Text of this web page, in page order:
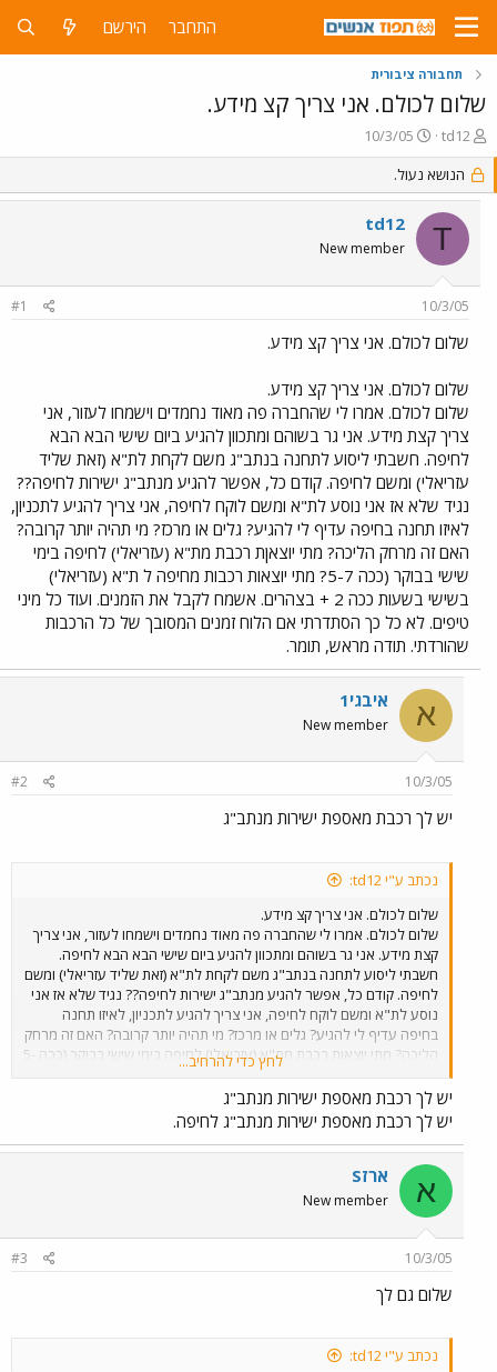
התחבר הירשם
תחבורה ציבורית
שלום לכולם. אני צריך קצ מידע.
פ
ו
ת
ח
נ
td12
פ
ו
ר
ס
ך
10/3/05
הנושא נעול.
T
td12
New member
10/3/05
#1
שלום לכולם. אני צריך קצ מידע.
שלום לכולם. אני צריך קצ מידע.
שלום לכולם. אמרו לי שהחברה פה מאוד נחמדים וישמחו לעזור, אני
צריך קצת מידע. אני גר בשוהם ומתכוון להגיע ביום שישי הבא הבא
לחיפה. חשבתי ליסוע לתחנה בנתב"ג משם לקחת לת"א (זאת שליד
עזריאלי) ומשם לחיפה. קודם כל, אפשר להגיע מנתב"ג ישירות לחיפה??
נגיד שלא אז אני נוסע לת"א ומשם לוקח לחיפה, אני צריך להגיע לתכניון,
לאיזו תחנה בחיפה עדיף לי להגיע? גלים או מרכז? מי תהיה יותר קרובה?
האם זה מרחק הליכה? מתי יוצאןת רכבת מת"א (עזריאלי) לחיפה בימי
שישי בבוקר (ככה 5-7? מתי יוצאות רכבות מחיפה ל ת"א (עזריאלי)
בשישי בשעות ככה 2 + בצהרים. אשמח לקבל את הזמנים. ועוד כל מיני
טיפים. לא כל כך הסתדרתי אם הלוח זמנים המסובך של כל הרכבות
שהורדתי. תודה מראש, תומר.
א איבגי1
New member
10/3/05
#2
יש לך רכבת מאספת ישירות מנתב"ג
נכתב ע"י td12:
שלום לכולם. אני צריך קצ מידע.
שלום לכולם. אמרו לי שהחברה פה מאוד נחמדים וישמחו לעזור, אני צריך
קצת מידע. אני גר בשוהם ומתכוון להגיע ביום שישי הבא הבא לחיפה.
חשבתי ליסוע לתחנה בנתב"ג משם לקחת לת"א (זאת שליד עזריאלי) ומשם
לחיפה. קודם כל, אפשר להגיע מנתב"ג ישירות לחיפה?? נגיד שלא אז אני
נוסע לת"א ומשם לוקח לחיפה, אני צריך להגיע לתכניון, לאיזו תחנה
בחיפה עדיף לי להגיע? גלים או מרכז? מי תהיה יותר קרובה? האם זה מרחק
הליכה? מתי יוצאןת רכבת מת"א (עזריאלי) לחיפה בימי שישי בבוקר (ככה 5-
בצהרים. אשמח לקבל את הזמנים. ועוד כל מיני טיפים. לא כל כך הסתדרתי
אם הלוח זמנים המסובך של כל הרכבות שהורדתי. תודה מראש, תומר.
לחץ כדי להרחיב...
יש לך רכבת מאספת ישירות מנתב"ג
יש לך רכבת מאספת ישירות מנתב"ג לחיפה.
א ארזS
New member
10/3/05
#3
שלום גם לך
נכתב ע"י td12: